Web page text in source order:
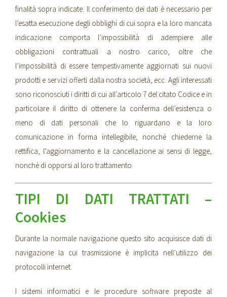
finalità sopra indicate. Il conferimento dei dati è necessario per
l’esatta esecuzione degli obblighi di cui sopra e la loro mancata
indicazione comporta l’impossibilità di adempiere alle
obbligazioni contrattuali a nostro carico, oltre che
l’impossibilità di essere tempestivamente aggiornati sui nuovi
prodotti e servizi offerti dalla nostra società, ecc. Agli interessati
sono riconosciuti i diritti di cui all’articolo 7 del citato Codice e in
particolare il diritto di ottenere la conferma dell’esistenza o
meno di dati personali che lo riguardano e la loro
comunicazione in forma intellegibile, nonché chiederne la
rettifica, l’aggiornamento e la cancellazione ai sensi di legge,
nonché di opporsi al loro trattamento.
TIPI DI DATI TRATTATI –
Cookies
Durante la normale navigazione questo sito acquisisce dati di
navigazione la cui trasmissione è implicita nell’utilizzo dei
protocolli internet.
I sistemi informatici e le procedure software preposte al